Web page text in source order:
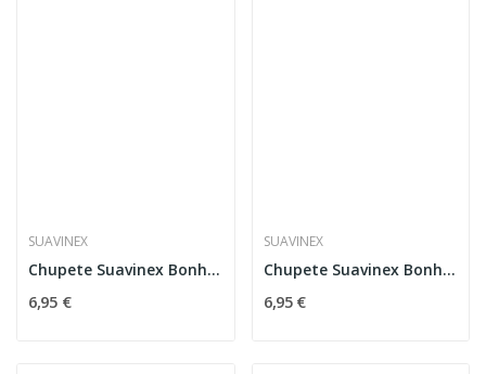
SUAVINEX
Chupete Suavinex Bonhomia Silicona 6-18M Buho...
6,95 €
SUAVINEX
Chupete Suavinex Bonhomia Silicona 6-18M Buho...
6,95 €